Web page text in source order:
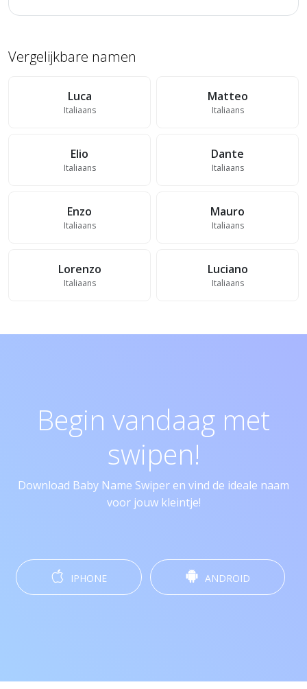
Vergelijkbare namen
Luca
Italiaans
Matteo
Italiaans
Elio
Italiaans
Dante
Italiaans
Enzo
Italiaans
Mauro
Italiaans
Lorenzo
Italiaans
Luciano
Italiaans
Begin vandaag met
swipen!
Download Baby Name Swiper en vind de ideale naam
voor jouw kleintje!
IPHONE ANDROID